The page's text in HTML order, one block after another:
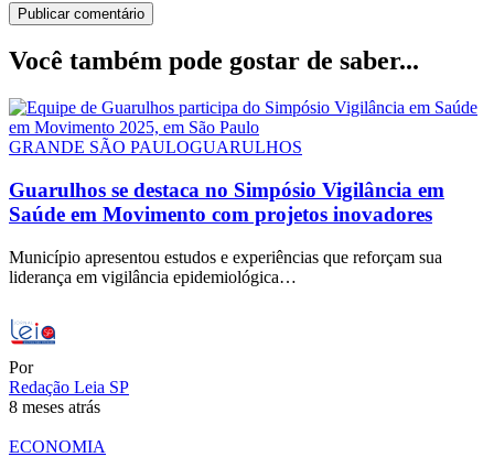
Você também pode gostar de saber...
GRANDE SÃO PAULOGUARULHOS
Guarulhos se destaca no Simpósio Vigilância em
Saúde em Movimento com projetos inovadores
Município apresentou estudos e experiências que reforçam sua
liderança em vigilância epidemiológica…
Por
Redação Leia SP
8 meses atrás
ECONOMIA